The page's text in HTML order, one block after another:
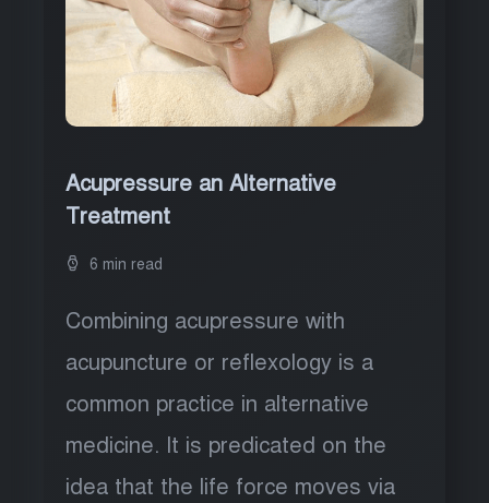
Acupressure an Alternative
Treatment
6 min read
Combining acupressure with
acupuncture or reflexology is a
common practice in alternative
medicine. It is predicated on the
idea that the life force moves via